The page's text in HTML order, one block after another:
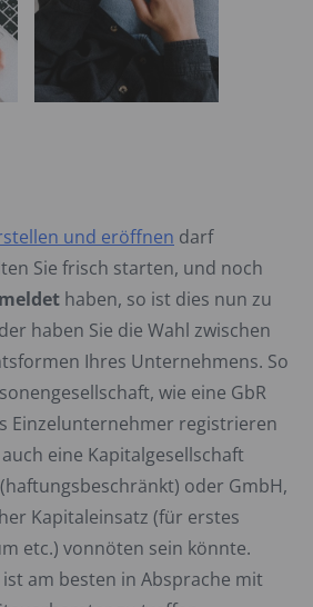
und eröffnen darf
Sie frisch starten, und noch
haben, so ist dies nun zu
haben Sie die Wahl zwischen
Ihres Unternehmens. So
wie eine GbR
Einzelunternehmer registrieren
eine Kapitalgesellschaft
oder GmbH,
Kapitaleinsatz (für erstes
etc.) vonnöten sein könnte.
am besten in Absprache mit